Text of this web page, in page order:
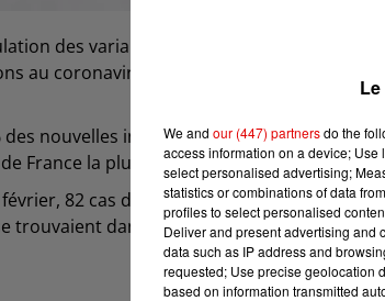
des variants s’accélère dans la région.
au coronavirus analysées par criblage
des nouvelles infections correspondaient
France la plus touchée.
82 cas de variants ont été détectés
trouvaient dans les Ardennes.
We and our (447) partnersdo the
access information on a device;
select personalised advertising;
statistics or combinations of data
profiles to select personalised
Deliver and present advertising and
data such as IP address and
requested; Use precise geolocation
based on information transmitted